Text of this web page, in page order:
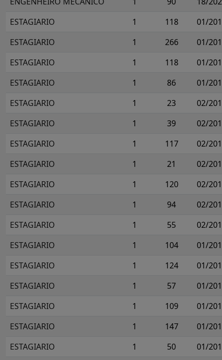
ESTAGIARIO
1 118
01/
ESTAGIARIO
1 266
01/
ESTAGIARIO
1 118
01/
ESTAGIARIO
1 86
01/
ESTAGIARIO
1 23
02/
ESTAGIARIO
1 39
02/
ESTAGIARIO
1 117
02/
ESTAGIARIO
1 21
02/
ESTAGIARIO
1 120
02/
ESTAGIARIO
1 94
02/
ESTAGIARIO
1 55
02/
ESTAGIARIO
1 104
01/
ESTAGIARIO
1 124
01/
ESTAGIARIO
1 57
01/
ESTAGIARIO
1 109
01/
ESTAGIARIO
1 147
01/
ESTAGIARIO
1 50
01/